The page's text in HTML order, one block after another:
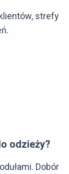
strefy
odzieży?
Dobór